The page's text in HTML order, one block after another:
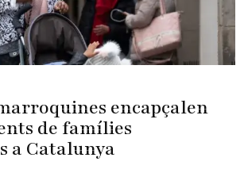
encapçalen
de famílies
a Catalunya